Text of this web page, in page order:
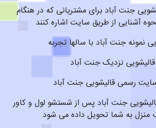
جنت آباد برای مشتریانی که در هنگام
آشنایی از طریق سایت اشاره کنند
نمونه جنت آباد با سالها تجربه
قالیشویی نزدیک جنت آباد
رسمی قالیشویی جنت آباد
جنت آباد پس از شستشو لول و کاور
منزل به شما تحویل داده می شود